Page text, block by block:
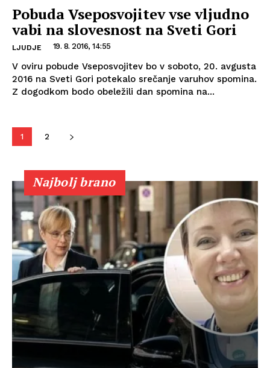
Pobuda Vseposvojitev vse vljudno
vabi na slovesnost na Sveti Gori
LJUDJE 19. 8. 2016, 14:55
V oviru pobude Vseposvojitev bo v soboto, 20. avgusta
2016 na Sveti Gori potekalo srečanje varuhov spomina.
Z dogodkom bodo obeležili dan spomina na...
1 2
Najbolj brano